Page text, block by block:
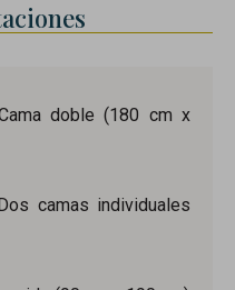
doble (180 cm x
camas individuales